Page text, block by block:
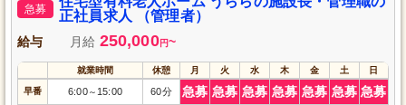
急募
正社員求人 （管理者）
給与 月給 250,000円~
就業時間 休憩 月 火 水 木 金 土 日
早番 6:00～ 15:00 60分 急募 急募 急募 急募 急募 急募 急募